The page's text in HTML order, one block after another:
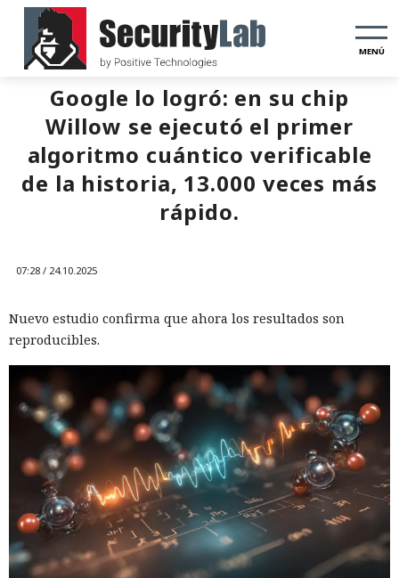
MENÚ
Google lo logró: en su chip
Willow se ejecutó el primer
algoritmo cuántico verificable
de la historia, 13.000 veces más
rápido.
07:28 / 24.10.2025
Nuevo estudio confirma que ahora los resultados son
reproducibles.